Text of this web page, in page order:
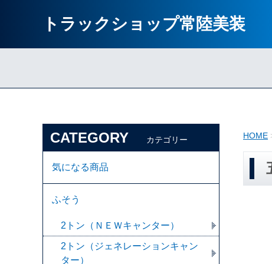
トラックショップ常陸美装
HOME
CATEGORY カテゴリー
気になる商品
ふそう
2トン（ＮＥＷキャンター）
2トン（ジェネレーションキャン
ター）